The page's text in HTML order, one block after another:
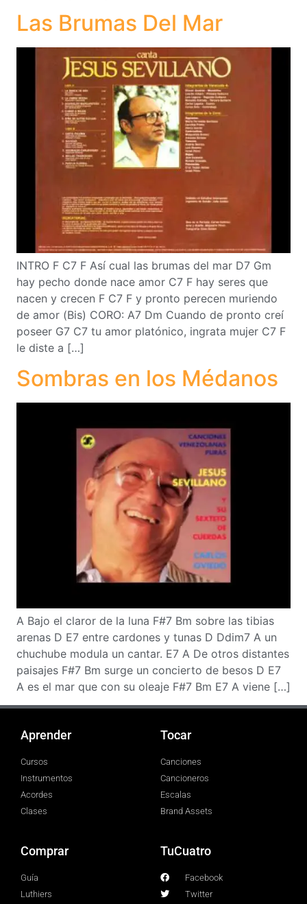
Las Brumas Del Mar
INTRO F C7 F Así cual las brumas del mar D7 Gm
hay pecho donde nace amor C7 F hay seres que
nacen y crecen F C7 F y pronto perecen muriendo
de amor (Bis) CORO: A7 Dm Cuando de pronto creí
poseer G7 C7 tu amor platónico, ingrata mujer C7 F
le diste a […]
Sombras en los Médanos
A Bajo el claror de la luna F#7 Bm sobre las tibias
arenas D E7 entre cardones y tunas D Ddim7 A un
chuchube modula un cantar. E7 A De otros distantes
paisajes F#7 Bm surge un concierto de besos D E7
A es el mar que con su oleaje F#7 Bm E7 A viene […]
Aprender
Cursos
Instrumentos
Acordes
Clases
Tocar
Canciones
Cancioneros
Escalas
Brand Assets
Comprar
Guía
Luthiers
TuCuatro
Facebook
Twitter